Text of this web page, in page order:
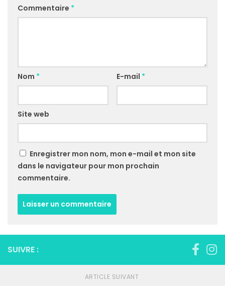
Commentaire *
Nom * E-mail *
Site web
Enregistrer mon nom, mon e-mail et mon site
dans le navigateur pour mon prochain
commentaire.
SUIVRE :
ARTICLE SUIVANT